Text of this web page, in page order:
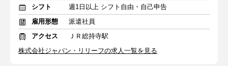
シフト
週1日以上 シフト自由・自己申告
雇用形態
派遣社員
アクセス
ＪＲ総持寺駅
株式会社ジャパン・リリーフの求人一覧を見る